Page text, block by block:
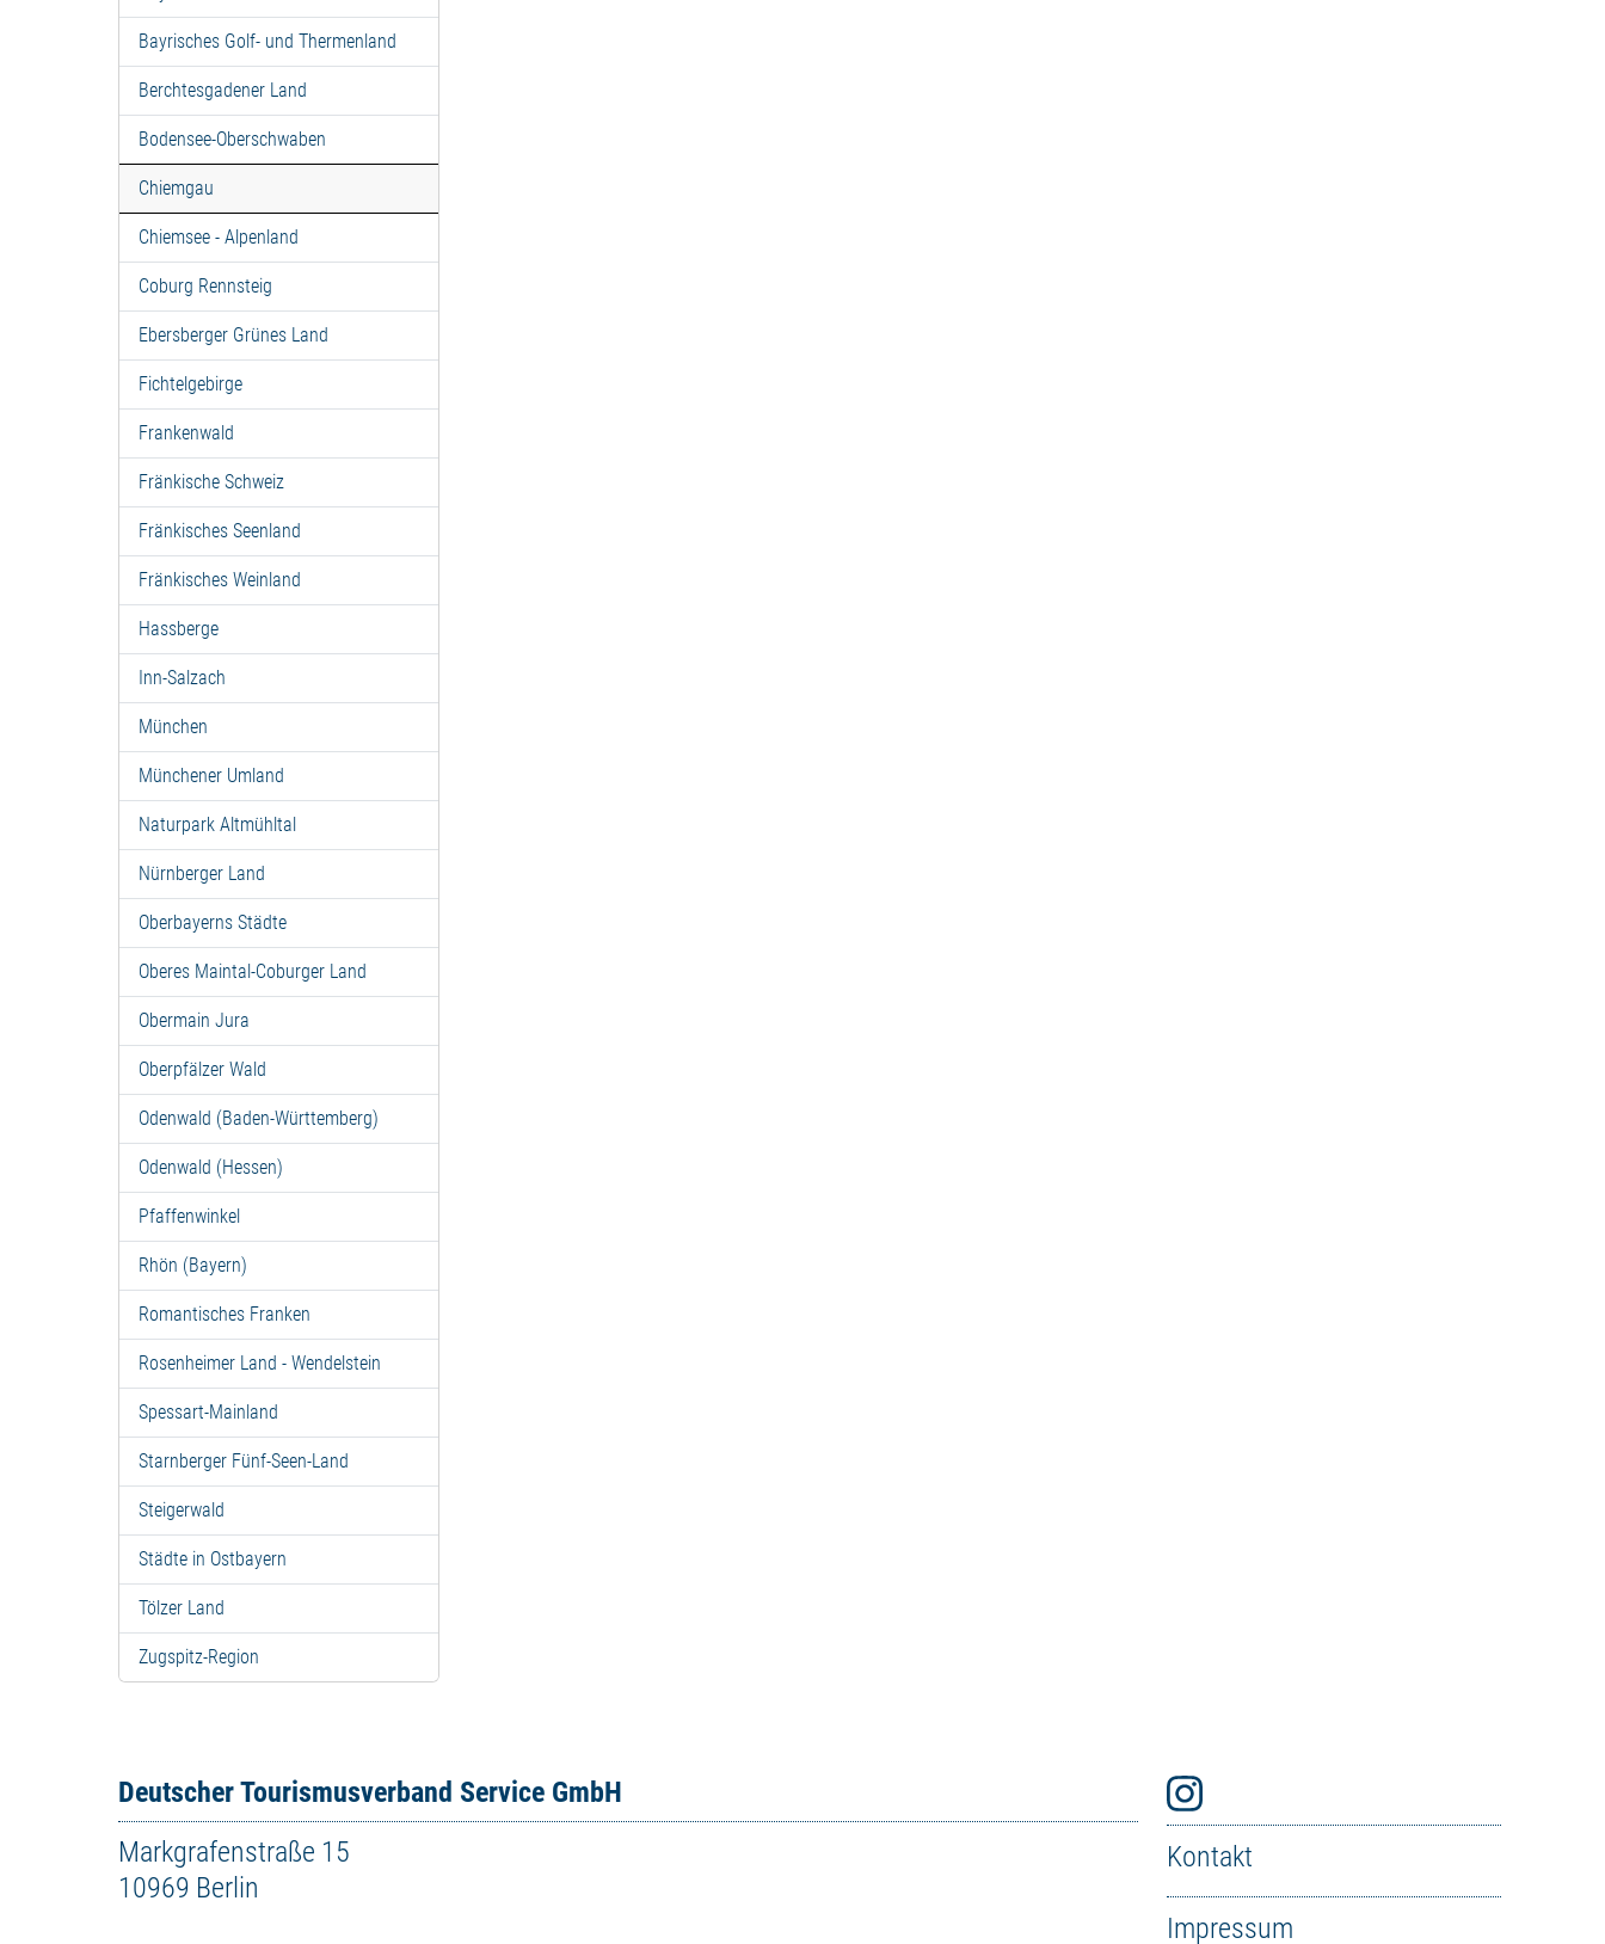
Bayrisches Golf- und Thermenland
Berchtesgadener Land
Bodensee-Oberschwaben
Chiemgau
Chiemsee - Alpenland
Coburg Rennsteig
Ebersberger Grünes Land
Fichtelgebirge
Frankenwald
Fränkische Schweiz
Fränkisches Seenland
Fränkisches Weinland
Hassberge
Inn-Salzach
München
Münchener Umland
Naturpark Altmühltal
Nürnberger Land
Oberbayerns Städte
Oberes Maintal-Coburger Land
Obermain Jura
Oberpfälzer Wald
Odenwald (Baden-Württemberg)
Odenwald (Hessen)
Pfaffenwinkel
Rhön (Bayern)
Romantisches Franken
Rosenheimer Land - Wendelstein
Spessart-Mainland
Starnberger Fünf-Seen-Land
Steigerwald
Städte in Ostbayern
Tölzer Land
Zugspitz-Region
Deutscher Tourismusverband Service GmbH
Markgrafenstraße 15
10969 Berlin
Kontakt
Impressum